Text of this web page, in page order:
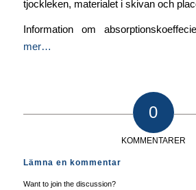
tjockleken, materialet i skivan och
Information om
mer…
0
KOMMENTARER
Lämna en kommentar
Want to join the discussion?